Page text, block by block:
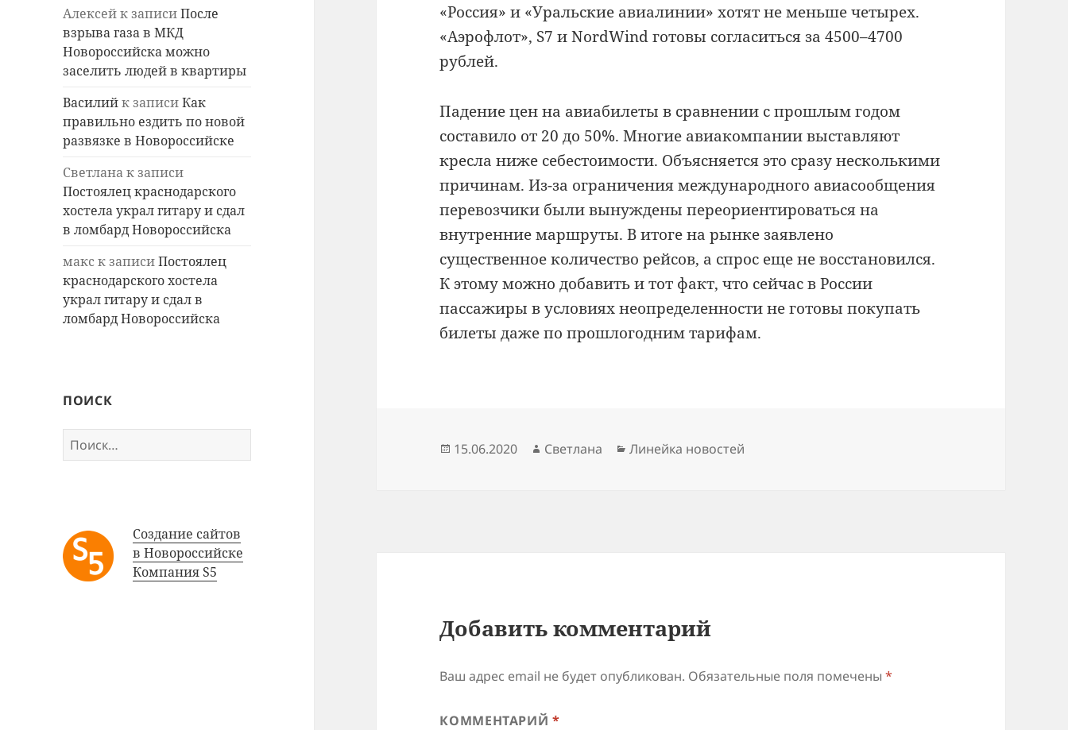
Алексейк записиПосле
взрыва газа в МКД
Новороссийска можно
заселить людей в квартиры
Василийк записиКак
правильно ездить по новой
развязке в Новороссийске
Светланак записи
Постоялец краснодарского
хостела украл гитару и сдал
в ломбард Новороссийска
макск записиПостоялец
краснодарского хостела
украл гитару и сдал в
ломбард Новороссийска
ПОИСК
Найти:
Создание сайтов
в Новороссийске
Компания S5
«Россия» и «Уральские авиалинии» хотят не меньше четырех.
«Аэрофлот», S7 и NordWind готовы согласиться за 4500–4700
рублей.
Падение цен на авиабилеты в сравнении с прошлым годом
составило от 20 до 50%. Многие авиакомпании выставляют
кресла ниже себестоимости. Объясняется это сразу несколькими
причинам. Из-за ограничения международного авиасообщения
перевозчики были вынуждены переориентироваться на
внутренние маршруты. В итоге на рынке заявлено
существенное количество рейсов, а спрос еще не восстановился.
К этому можно добавить и тот факт, что сейчас в России
пассажиры в условиях неопределенности не готовы покупать
билеты даже по прошлогодним тарифам.
Опубликовано
15.06.2020 Автор
Светлана Рубрики
Линейка новостей
Добавить комментарий
Ваш адрес email не будет опубликован. Обязательные поля помечены*
КОММЕНТАРИЙ*